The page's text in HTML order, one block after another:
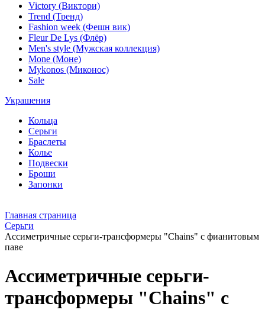
Victory (Виктори)
Trend (Тренд)
Fashion week (Фешн вик)
Fleur De Lys (Флёр)
Men's style (Мужская коллекция)
Mone (Моне)
Mykonos (Миконос)
Sale
Украшения
Кольца
Серьги
Браслеты
Колье
Подвески
Броши
Запонки
Главная страница
Серьги
Ассиметричные серьги-трансформеры "Chains" с фианитовым
паве
Ассиметричные серьги-
трансформеры "Chains" с